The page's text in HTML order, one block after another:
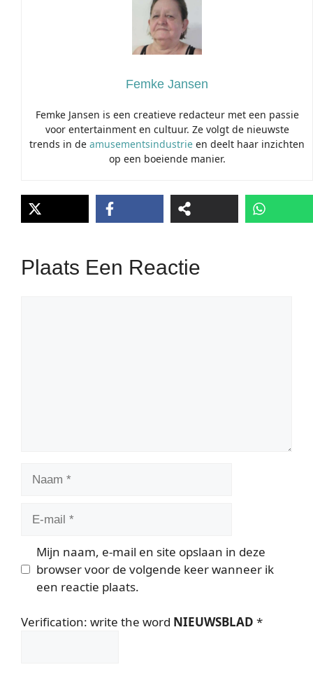
Femke Jansen
Femke Jansen is een creatieve redacteur met een passie
voor entertainment en cultuur. Ze volgt de nieuwste
trends in de amusementsindustrie en deelt haar inzichten
op een boeiende manier.
Plaats Een Reactie
Mijn naam, e-mail en site opslaan in deze
browser voor de volgende keer wanneer ik
een reactie plaats.
Verification: write the word NIEUWSBLAD *